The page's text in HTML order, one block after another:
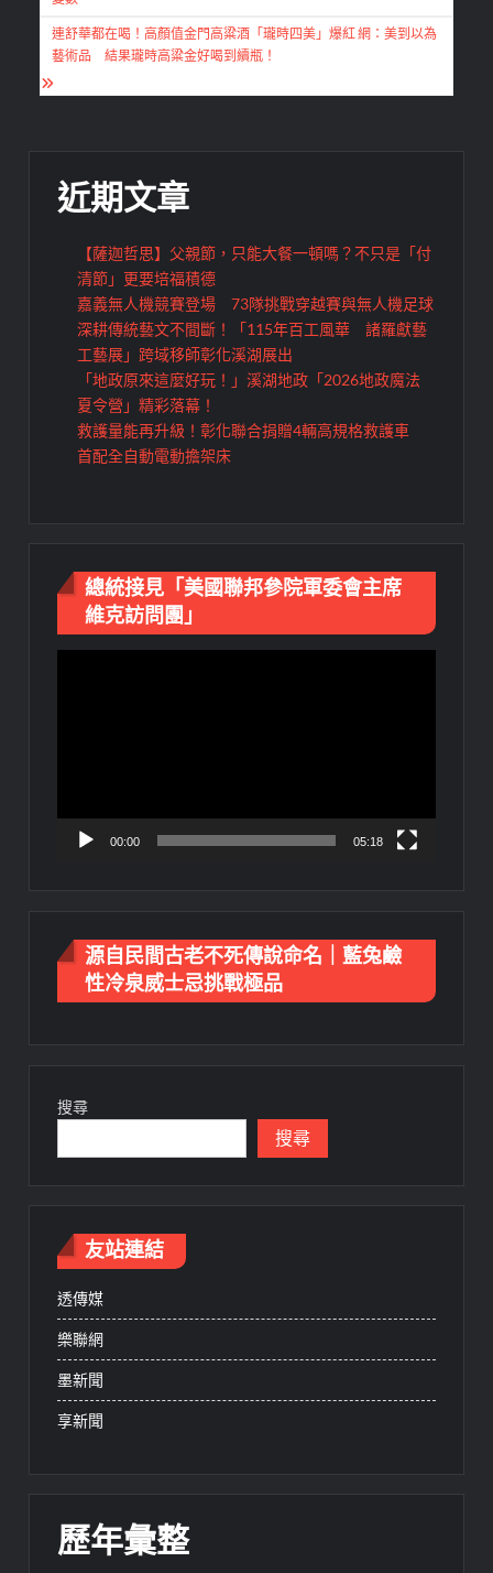
導
覽連舒華都在喝！高顏值金門高粱酒「瓏時四美」爆紅 網：美到以為
藝術品 結果瓏時高粱金好喝到續瓶！
近期文章
【薩迦哲思】父親節，只能大餐一頓嗎？不只是「付
清節」更要培福積德
嘉義無人機競賽登場 73隊挑戰穿越賽與無人機足球
深耕傳統藝文不間斷！「115年百工風華 諸羅獻藝
工藝展」跨域移師彰化溪湖展出
「地政原來這麼好玩！」溪湖地政「2026地政魔法
夏令營」精彩落幕！
救護量能再升級！彰化聯合捐贈4輛高規格救護車
首配全自動電動擔架床
總統接見「美國聯邦參院軍委會主席
維克訪問團」
00:00 05:18
源自民間古老不死傳說命名｜藍兔鹼
性冷泉威士忌挑戰極品
搜尋
搜尋
友站連結
透傳媒
樂聯網
墨新聞
享新聞
歷年彙整